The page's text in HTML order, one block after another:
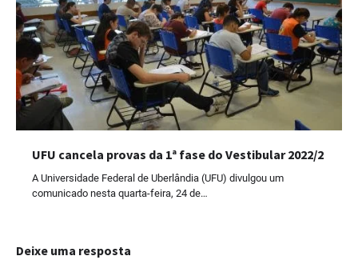
UFU cancela provas da 1ª fase do Vestibular 2022/2
A Universidade Federal de Uberlândia (UFU) divulgou um
comunicado nesta quarta-feira, 24 de…
Deixe uma resposta